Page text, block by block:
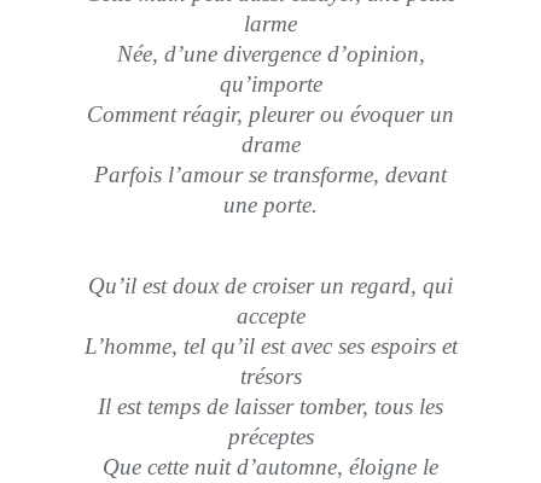
larme
Née, d’une divergence d’opinion,
qu’importe
Comment réagir, pleurer ou évoquer un
drame
Parfois l’amour se transforme, devant
une porte.
Qu’il est doux de croiser un regard, qui
accepte
L’homme, tel qu’il est avec ses espoirs et
trésors
Il est temps de laisser tomber, tous les
préceptes
Que cette nuit d’automne, éloigne le